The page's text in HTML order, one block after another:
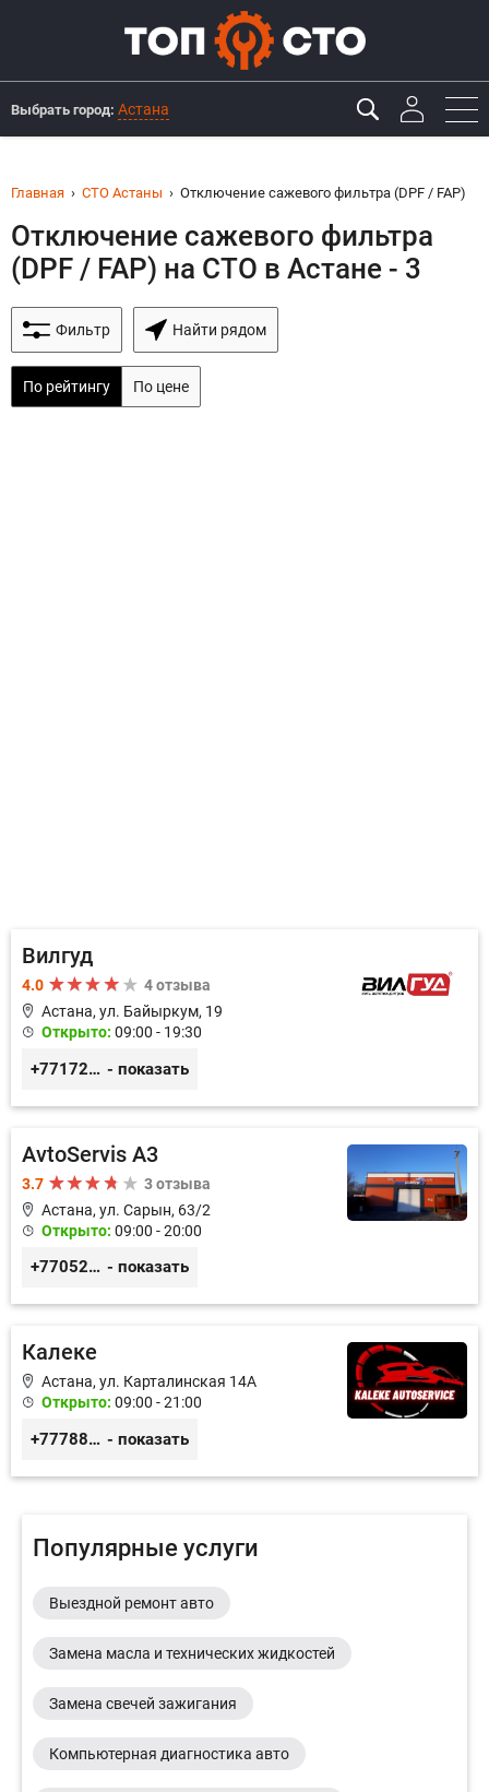
Выбрать город: Астана
Главная СТО Астаны Отключение сажевого фильтра (DPF / FAP)
Отключение сажевого фильтра
(DPF / FAP) на СТО в Астане - 3
Фильтр Найти рядом
По рейтингу По цене
Вилгуд
4.0
4 отзыва
Астана, ул. Байыркум, 19
Открыто: 09:00 - 19:30
+77172978380 - показать
AvtoServis A3
3.7
3 отзыва
Астана, ул. Сарын, 63/2
Открыто: 09:00 - 20:00
+77052327760 - показать
Калеке
Астана, ул. Карталинская 14А
Открыто: 09:00 - 21:00
+77788424140 - показать
Популярные услуги
Выездной ремонт авто
Замена масла и технических жидкостей
Замена свечей зажигания
Компьютерная диагностика авто